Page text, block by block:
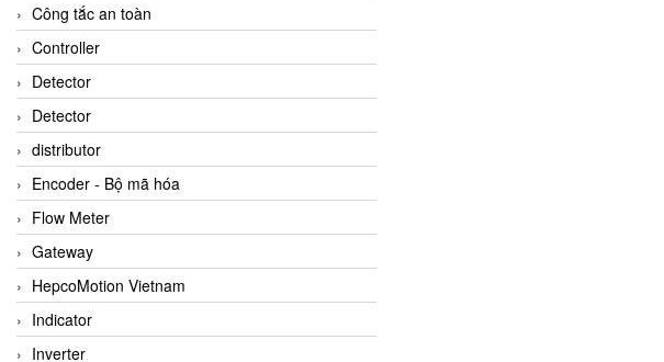
Công tắc an toàn
Controller
Detector
Detector
distributor
Encoder - Bộ mã hóa
Flow Meter
Gateway
HepcoMotion Vietnam
Indicator
Inverter